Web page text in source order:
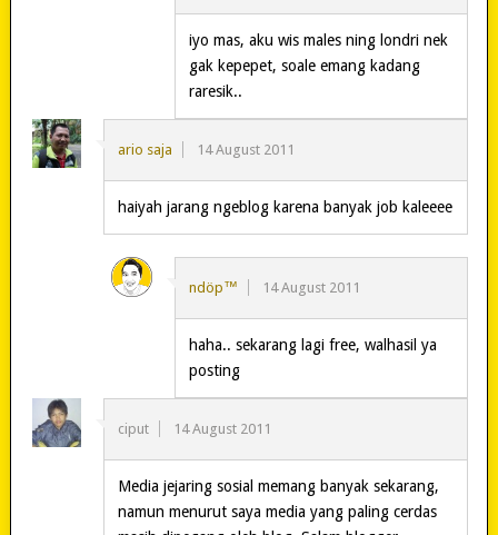
iyo mas, aku wis males ning londri nek
gak kepepet, soale emang kadang
raresik..
ario saja 14 August 2011
haiyah jarang ngeblog karena banyak job kaleeee
ndöp™ 14 August 2011
haha.. sekarang lagi free, walhasil ya
posting
ciput 14 August 2011
Media jejaring sosial memang banyak sekarang,
namun menurut saya media yang paling cerdas